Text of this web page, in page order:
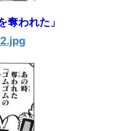
奪われた」